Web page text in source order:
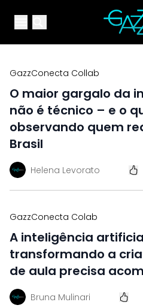
Open main menu
Your
GazzConecta Collab
O maior gargalo da
não é técnico – e o
observando quem
Brasil
Helena Levorato
GazzConecta Colab
A inteligência
transformando a
de aula precisa
Bruna Mulinari